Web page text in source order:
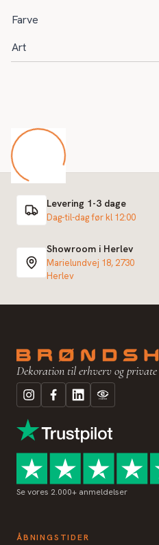
Farve
Art
Levering 1-3 dage
Dag-til-dag før kl 12:00
Showroom i Herlev
Marielundvej 18, 2730
Herlev
Dekoration til erhverv og private
Se vores 2.000+ anmeldelser
ÅBNINGSTIDER